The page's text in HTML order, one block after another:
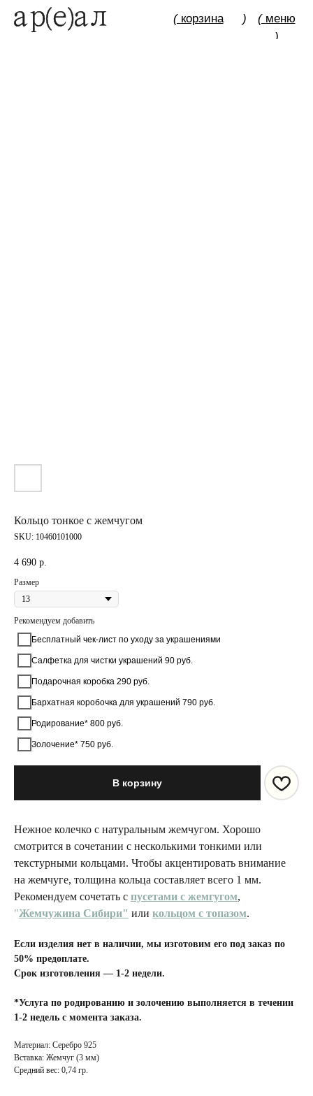
)
)
Кольцо тонкое с жемчугом
SKU: 10460101000
4 690 р.
Размер
Рекомендуем добавить
Бесплатный чек-лист по уходу за украшениями
Салфетка для чистки украшений 90 руб.
Подарочная коробка 290 руб.
Бархатная коробочка для украшений 790 руб.
Родирование* 800 руб.
Золочение* 750 руб.
В корзину
Нежное колечко с натуральным жемчугом. Хорошо
смотрится в сочетании с несколькими тонкими или
текстурными кольцами. Чтобы акцентировать внимание
на жемчуге, толщина кольца составляет всего 1 мм.
Рекомендуем сочетать с пусетами с жемгугом,
"Жемчужина Сибири" или кольцом с топазом.
Если изделия нет в наличии, мы изготовим его под заказ по
50% предоплате.
Срок изготовления — 1-2 недели.
*Услуга по родированию и золочению выполняется в течении
1-2 недель с момента заказа.
Материал: Серебро 925
Вставка: Жемчуг (3 мм)
Средний вес: 0,74 гр.